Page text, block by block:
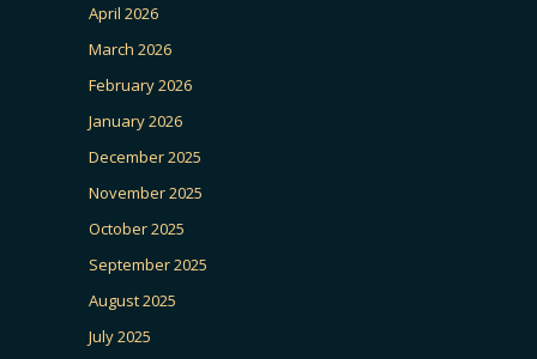
April 2026
March 2026
February 2026
January 2026
December 2025
November 2025
October 2025
September 2025
August 2025
July 2025